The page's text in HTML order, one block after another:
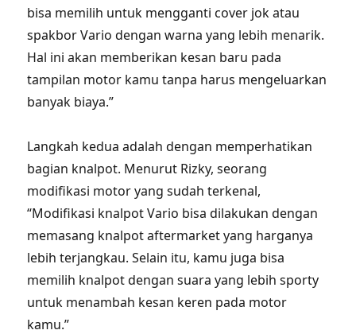
bisa memilih untuk mengganti cover jok atau
spakbor Vario dengan warna yang lebih menarik.
Hal ini akan memberikan kesan baru pada
tampilan motor kamu tanpa harus mengeluarkan
banyak biaya.”
Langkah kedua adalah dengan memperhatikan
bagian knalpot. Menurut Rizky, seorang
modifikasi motor yang sudah terkenal,
“Modifikasi knalpot Vario bisa dilakukan dengan
memasang knalpot aftermarket yang harganya
lebih terjangkau. Selain itu, kamu juga bisa
memilih knalpot dengan suara yang lebih sporty
untuk menambah kesan keren pada motor
kamu.”